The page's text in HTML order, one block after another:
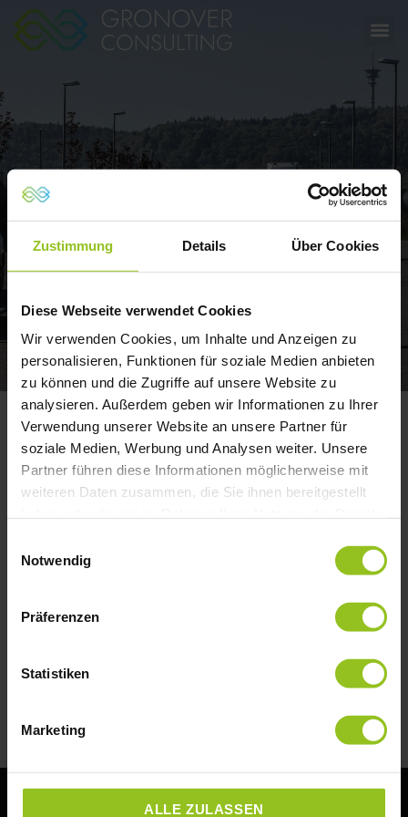
Zustimmung Details Über Cookies
Diese Webseite verwendet Cookies
Wir verwenden Cookies, um Inhalte und Anzeigen zu
personalisieren, Funktionen für soziale Medien anbieten
zu können und die Zugriffe auf unsere Website zu
analysieren. Außerdem geben wir Informationen zu Ihrer
Verwendung unserer Website an unsere Partner für
soziale Medien, Werbung und Analysen weiter. Unsere
Partner führen diese Informationen möglicherweise mit
weiteren Daten zusammen, die Sie ihnen bereitgestellt
Notwendig
Präferenzen
Statistiken
Marketing
ALLE ZULASSEN
Aktuelles
Personalentwicklung und
Generationswechsel im Handwerk:
Warum Stillstand gefährlich ist
In vielen Handwerksbetrieben gibt es eine
Haltung, die sich erst mal logisch anhört: „Wir